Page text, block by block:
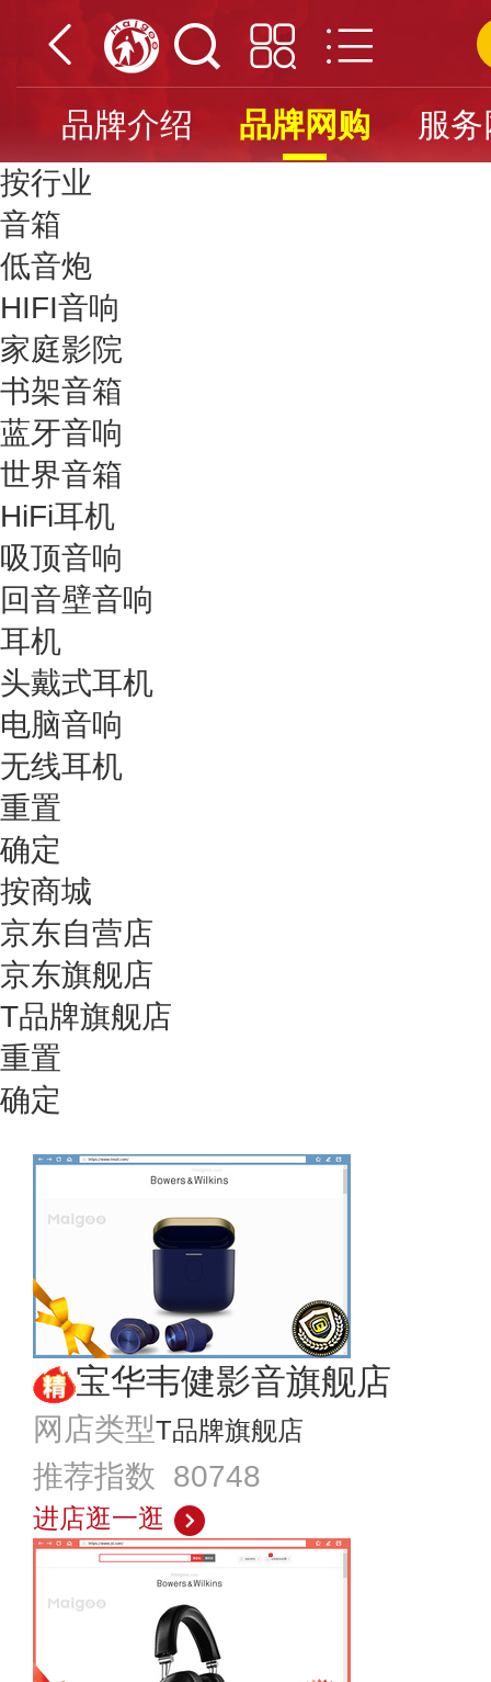
品牌介绍 品牌网购 服
按行业
音箱
低音炮
HIFI音响
家庭影院
书架音箱
蓝牙音响
世界音箱
HiFi耳机
吸顶音响
回音壁音响
耳机
头戴式耳机
电脑音响
无线耳机
重置
确定
按商城
京东自营店
京东旗舰店
T品牌旗舰店
重置
确定
宝华韦健影音旗舰店
网店类型T品牌旗舰店
推荐指数 80748
进店逛一逛